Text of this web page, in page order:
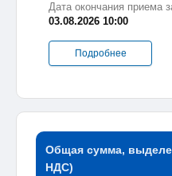
Дата окончания приема
03.08.2026 10:00
Подробнее
Общая сумма,
НДС)